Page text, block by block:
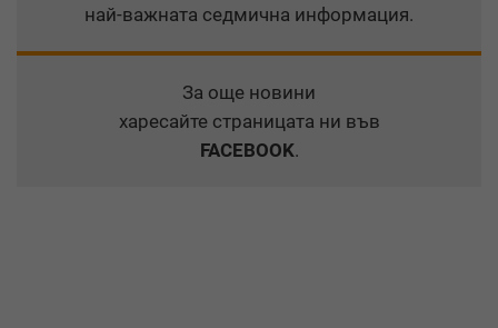
най-важната седмична информация.
За още новини
харесайте страницата ни във
FACEBOOK.